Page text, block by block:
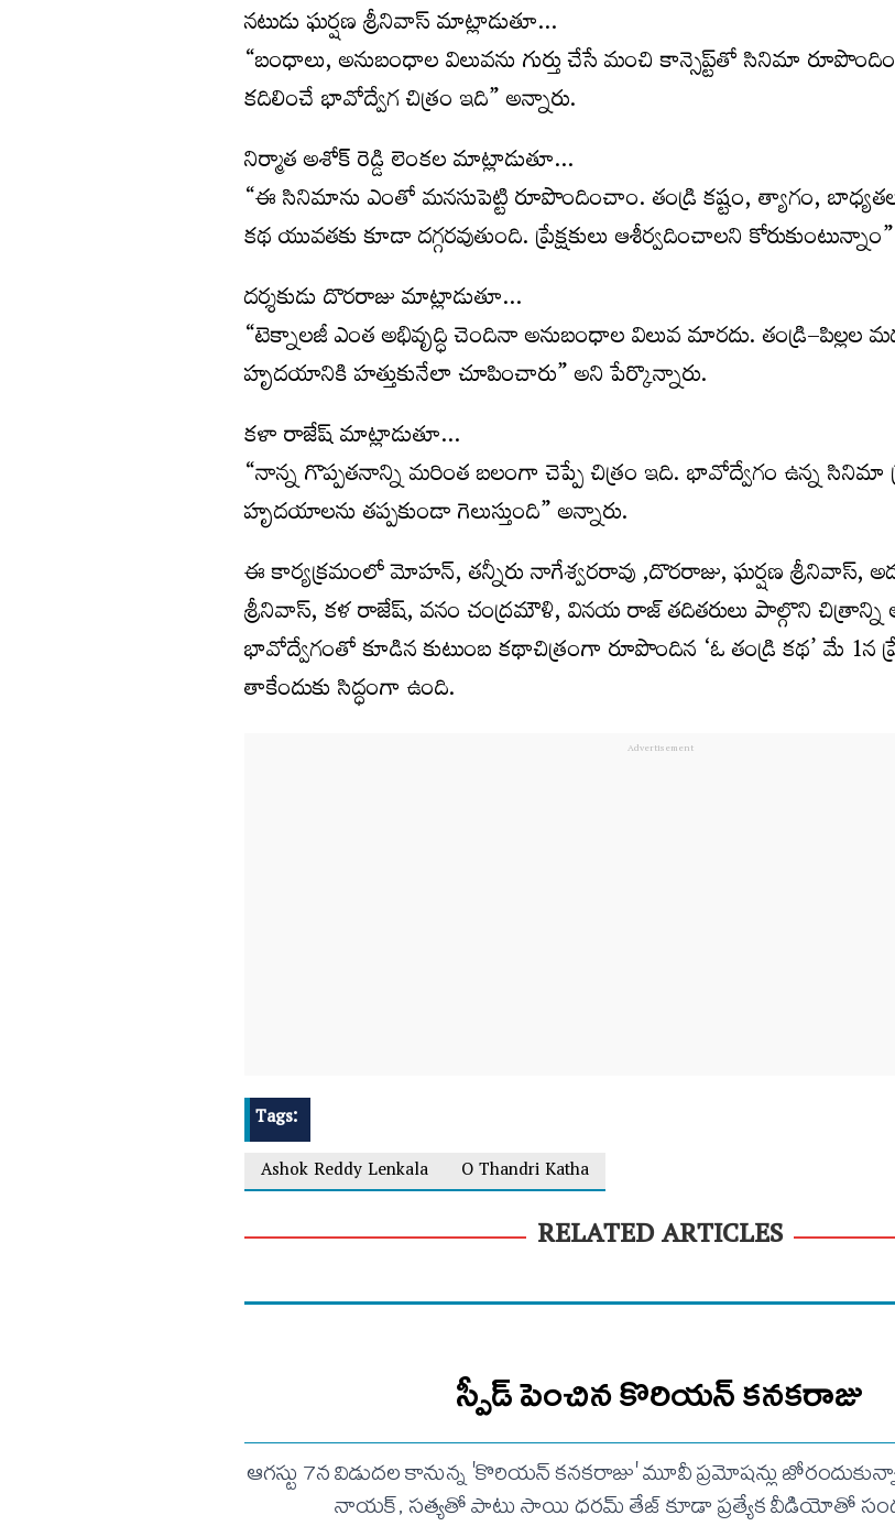
నటుడు ఘర్షణ శ్రీనివాస్ మాట్లాడుతూ…
“బంధాలు, అనుబంధాల విలువను గుర్తు చేసే మంచి కాన్సెప్ట్‌తో సినిమా
కదిలించే భావోద్వేగ చిత్రం ఇది” అన్నారు.
నిర్మాత అశోక్ రెడ్డి లెంకల మాట్లాడుతూ…
“ఈ సినిమాను ఎంతో మనసుపెట్టి రూపొందించాం. తండ్రి కష్టం, త్యాగం,
కథ యువతకు కూడా దగ్గరవుతుంది. ప్రేక్షకులు ఆశీర్వదించాలని
దర్శకుడు దొరరాజు మాట్లాడుతూ…
“టెక్నాలజీ ఎంత అభివృద్ధి చెందినా అనుబంధాల విలువ మారదు. తండ్రి–పిల్లల
హృదయానికి హత్తుకునేలా చూపించారు” అని పేర్కొన్నారు.
కళా రాజేష్ మాట్లాడుతూ…
“నాన్న గొప్పతనాన్ని మరింత బలంగా చెప్పే చిత్రం ఇది. భావోద్వేగం ఉన్న సినిమా
హృదయాలను తప్పకుండా గెలుస్తుంది” అన్నారు.
ఈ కార్యక్రమంలో మోహన్, తన్నీరు నాగేశ్వరరావు ,దొరరాజు, ఘర్షణ శ్రీనివాస్,
శ్రీనివాస్, కళ రాజేష్, వనం చంద్రమౌళి, వినయ రాజ్ తదితరులు పాల్గొని
భావోద్వేగంతో కూడిన కుటుంబ కథాచిత్రంగా రూపొందిన ‘ఓ తండ్రి కథ’ మే 1న
తాకేందుకు సిద్ధంగా ఉంది.
Tags:
Ashok Reddy Lenkala
O Thandri Katha
RELATED ARTICLES
స్పీడ్ పెంచిన కొరియన్ కనకరాజు
ఆగస్టు 7న విడుదల కానున్న 'కొరియన్ కనకరాజు' మూవీ ప్రమోషన్లు
నాయక్, సత్యతో పాటు సాయి ధరమ్ తేజ్ కూడా ప్రత్యేక వీడియోతో